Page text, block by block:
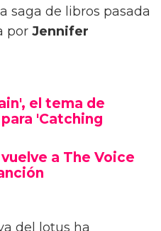
saga de libros pasada
por Jennifer
el tema de
'Catching
a The Voice
del lotus ha